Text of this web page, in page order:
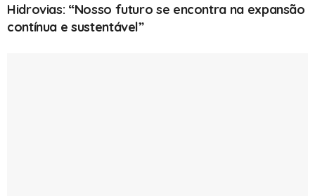
Hidrovias: “Nosso futuro se encontra na expansão
contínua e sustentável”